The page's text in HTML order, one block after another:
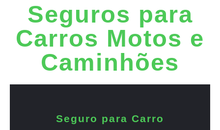
Seguros para
Carros Motos e
Caminhões
Seguro para Carro